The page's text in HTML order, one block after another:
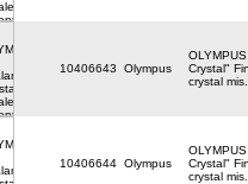
10406643 Olympus
Crystal"
crystal
10406644 Olympus
Crystal"
crystal